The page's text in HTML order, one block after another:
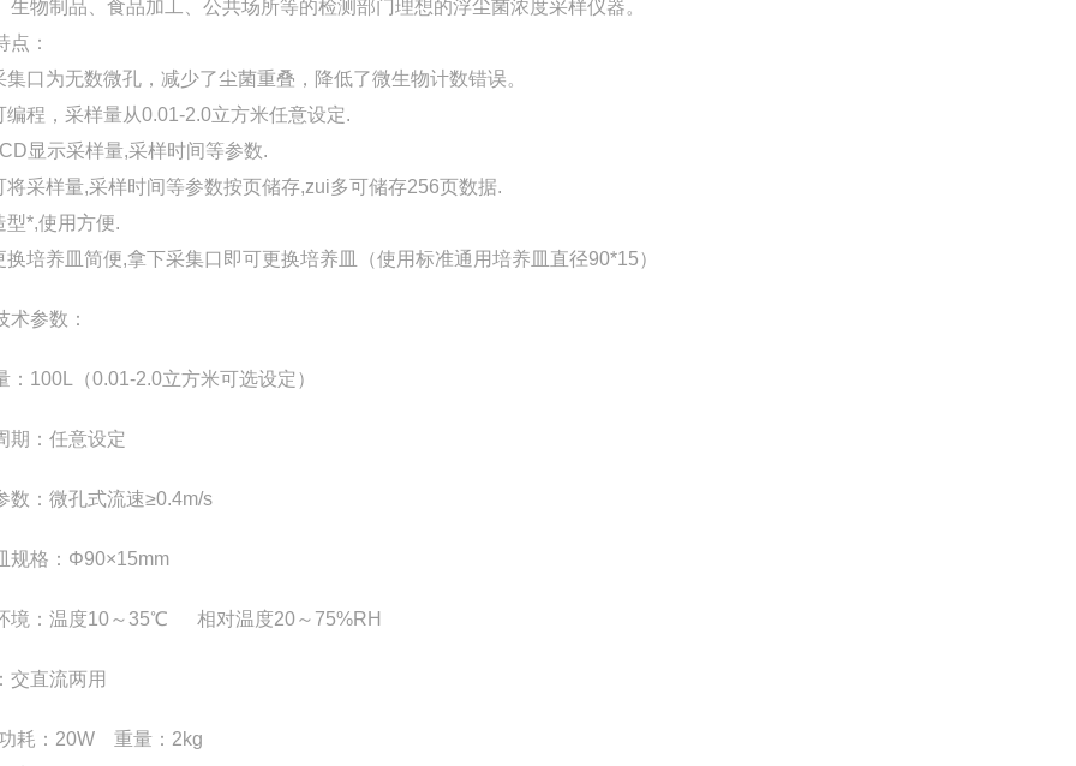
生物制品、食品加工、公共场所等的检测部门理想的浮尘菌浓度采样仪器。
点：
集口为无数微孔，减少了尘菌重叠，降低了微生物计数错误。
编程，采样量从0.01-2.0立方米任意设定.
显示采样量,采样时间等参数.
将采样量,采样时间等参数按页储存,zui多可储存256页数据.
型*,使用方便.
换培养皿简便,拿下采集口即可更换培养皿（使用标准通用培养皿直径90*15）
术参数：
：100L（0.01-2.0立方米可选设定）
期：任意设定
数：微孔式流速≥0.4m/s
规格：Φ90×15mm
境：温度10～35℃ 相对温度20～75%RH
交直流两用
耗 ：20W 重量： 2kg